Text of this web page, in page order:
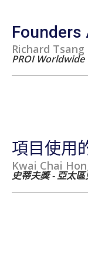
Founders
Richard Tsang
PROI Worldwide
項目使用
Kwai Chai
史蒂夫獎 - 亞太